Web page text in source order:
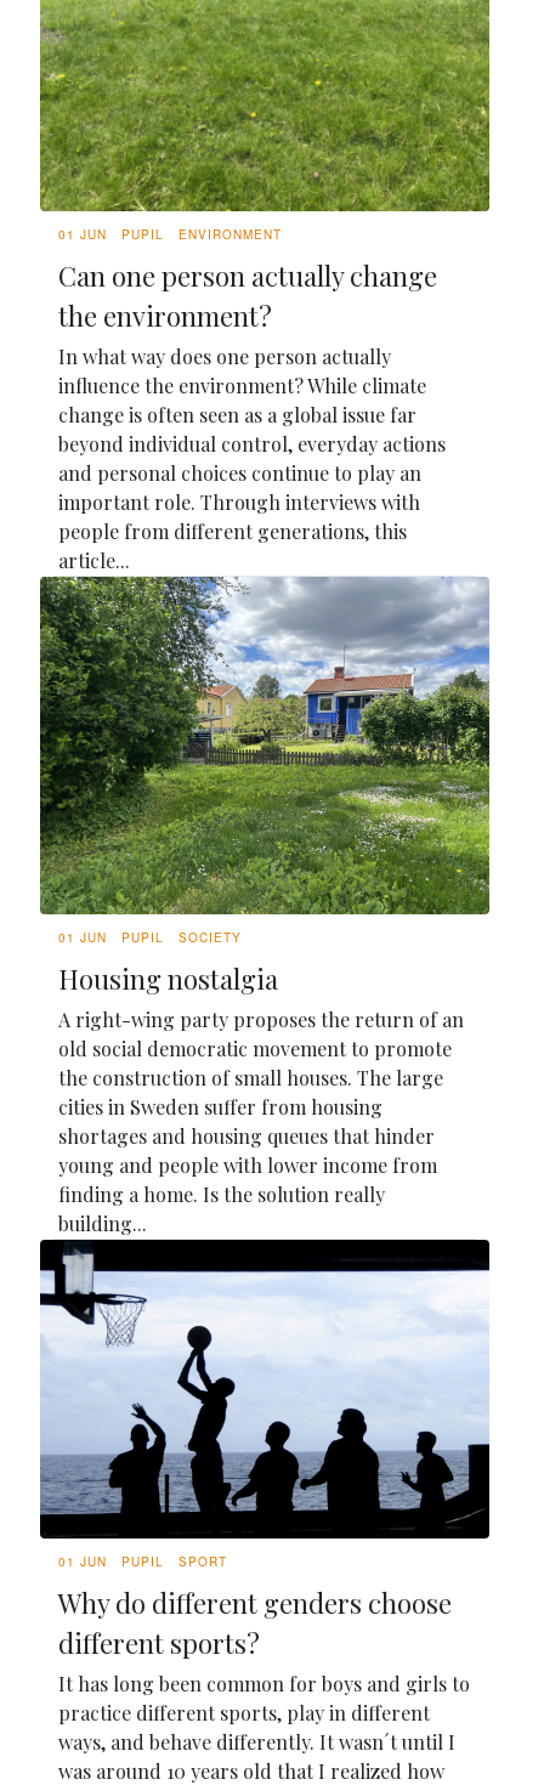
01 JUN PUPIL ENVIRONMENT
Can one person actually change
the environment?
In what way does one person actually
influence the environment? While climate
change is often seen as a global issue far
beyond individual control, everyday actions
and personal choices continue to play an
important role. Through interviews with
people from different generations, this
article...
01 JUN PUPIL SOCIETY
Housing nostalgia
A right-wing party proposes the return of an
old social democratic movement to promote
the construction of small houses. The large
cities in Sweden suffer from housing
shortages and housing queues that hinder
young and people with lower income from
finding a home. Is the solution really
building...
01 JUN PUPIL SPORT
Why do different genders choose
different sports?
It has long been common for boys and girls to
practice different sports, play in different
ways, and behave differently. It wasn´t until I
was around 10 years old that I realized how